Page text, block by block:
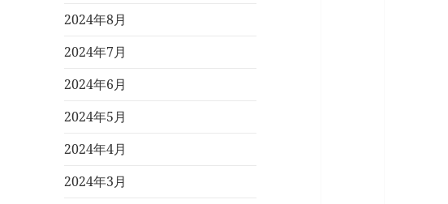
2024年8月
2024年7月
2024年6月
2024年5月
2024年4月
2024年3月